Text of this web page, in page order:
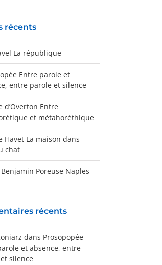
récents
La république
Entre parole et
entre parole et silence
d’Overton Entre
et métahoréthique
Havet La maison dans
chat
Poreuse Naples
récents
dans Prosopopée
et absence, entre
silence